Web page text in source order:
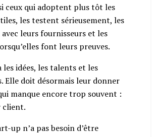
ceux qui adoptent plus tôt les
les testent sérieusement, les
leurs fournisseurs et les
font leurs preuves.
les idées, les talents et les
Elle doit désormais leur donner
manque encore trop souvent :
client.
up n’a pas besoin d’être